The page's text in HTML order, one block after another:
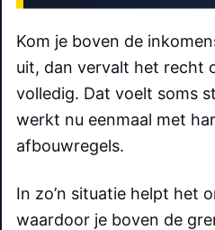
Kom je boven de
uit, dan vervalt het recht
volledig. Dat voelt soms
werkt nu eenmaal met
afbouwregels.
In zo’n situatie helpt het
waardoor je boven de